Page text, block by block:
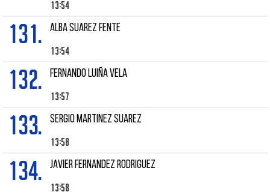
13:54
131. Alba SUAREZ FENTE
13:54
132. FERNANDO LUIÑA VELA
13:57
133. Sergio MARTINEZ SUAREZ
13:58
134. JAVIER FERNANDEZ RODRIGUEZ
13:58